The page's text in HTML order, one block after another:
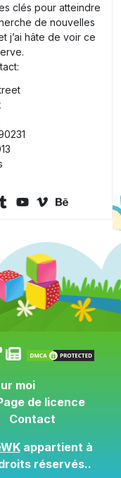
clés pour atteindre
de nouvelles
j’ai hâte de voir ce
moi
de licence
Contact
appartient à
réservés..